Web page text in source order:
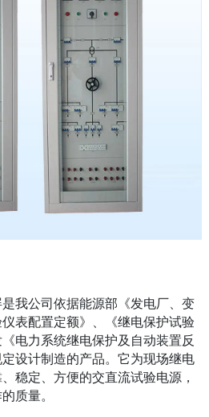
我公司依据能源部《发电厂、变
表配置定额》、《继电保护试验
电力系统继电保护及自动装置反
设计制造的产品。它为现场继电
稳定、方便的交直流试验电源，
质量。